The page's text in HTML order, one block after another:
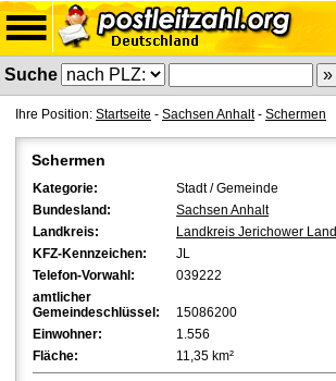
Suche
Ihre Position: Startseite - Sachsen Anhalt- Schermen
Schermen
Kategorie:
Stadt / Gemeinde
Bundesland:
Sachsen Anhalt
Landkreis:
Landkreis Jerichower Land
KFZ-Kennzeichen:
JL
Telefon-Vorwahl:
039222
amtlicher
Gemeindeschlüssel:
15086200
Einwohner:
1.556
Fläche:
11,35 km²